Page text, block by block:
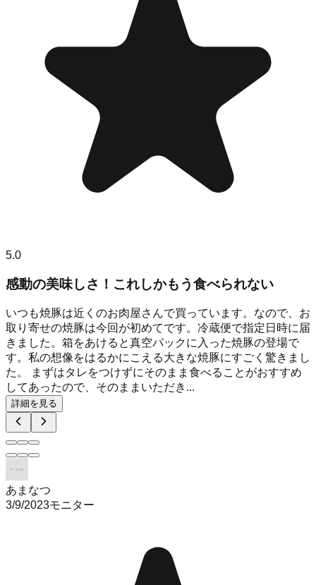
5.0
感動の美味しさ！これしかもう食べられない
いつも焼豚は近くのお肉屋さんで買っています。なので、お
取り寄せの焼豚は今回が初めてです。冷蔵便で指定日時に届
きました。箱をあけると真空パックに入った焼豚の登場で
す。私の想像をはるかにこえる大きな焼豚にすごく驚きまし
た。 まずはタレをつけずにそのまま食べることがおすすめ
してあったので、そのままいただき...
詳細を見る
あまなつ
3/9/2023モニター